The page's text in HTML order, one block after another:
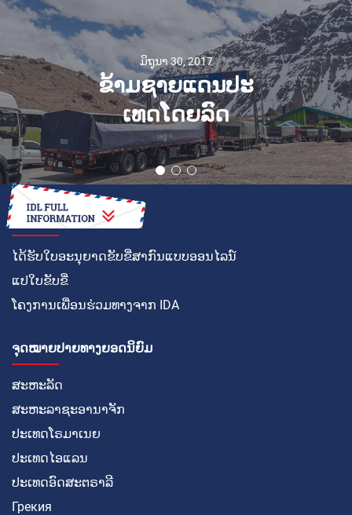
ມິຖຸນາ 30, 2017
ຂ້າມ​ຊາຍ​ແດນ​ປະ​
ເທດ​ໂດຍ​ລົດ​
ວິທີໃນການ
ໄດ້ຮັບໃບອະນຸຍາດຂັບຂີ່ສາກົນແບບອອນໄລນ໌
ແປໃບຂັບຂີ່
ໂຄງການເພື່ອນຮ່ວມທາງຈາກ IDA
ຈຸດໝາຍປາຍທາງຍອດນິຍົມ
ສະຫະລັດ
ສະຫະລາຊະອານາຈັກ
ປະເທດໂຣມາເນຍ
ປະເທດໄອແລນ
ປະເທດອົດສະຕຣາລີ
Грекия